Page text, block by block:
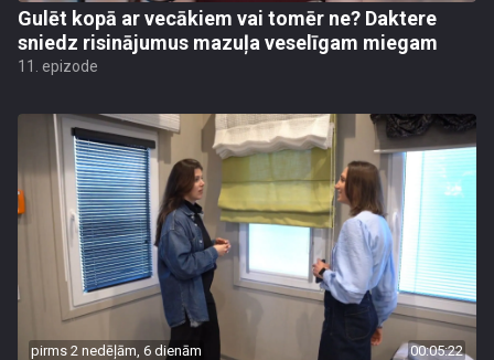
Gulēt kopā ar vecākiem vai tomēr ne? Daktere
sniedz risinājumus mazuļa veselīgam miegam
11. epizode
pirms 2 nedēļām, 6 dienām 00:05:22